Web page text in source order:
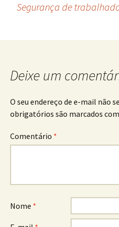
de
posts
Segurança de
Deixe um
O seu endereço de e-mail não
obrigatórios são marcados com
Comentário *
Nome *